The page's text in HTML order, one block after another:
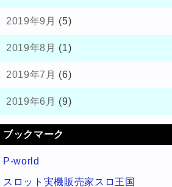
2019年9月 (5)
2019年8月 (1)
2019年7月 (6)
2019年6月 (9)
ブックマーク
P-world
スロット実機販売家スロ王国